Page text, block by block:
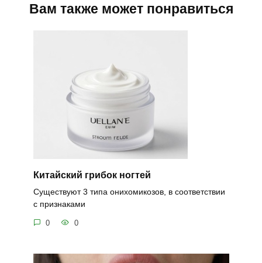
Вам также может понравиться
Китайский грибок ногтей
Существуют 3 типа онихомикозов, в соответствии
с признаками
0 0